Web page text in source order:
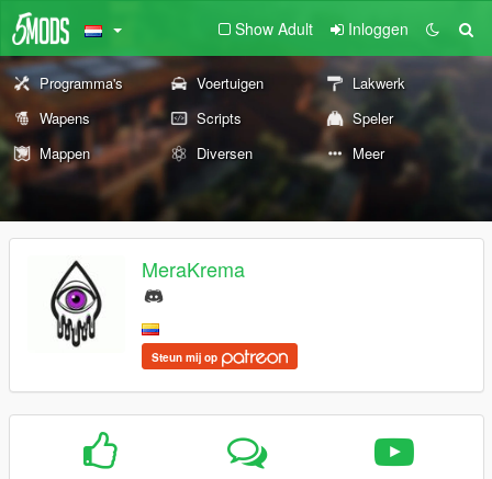
Show Adult Inloggen
Programma's Voertuigen
Lakwerk
Wapens
Scripts
Speler
Mappen
Diversen Meer
MeraKrema
Steun mij op